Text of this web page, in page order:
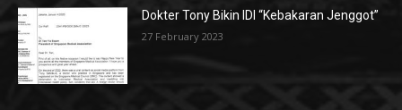
Dokter Tony Bikin IDI “Kebakaran Jenggot”
27 February 2023